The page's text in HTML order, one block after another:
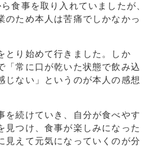
食事を取り入れていましたが、
のため本人は苦痛でしかなかっ
とり始めて行きました。しか
「常に口が乾いた状態で飲み込
じない」というのが本人の感想
を続けていき、自分が食べやす
見つけ、食事が楽しみになった
見えて元気になっていくのが分